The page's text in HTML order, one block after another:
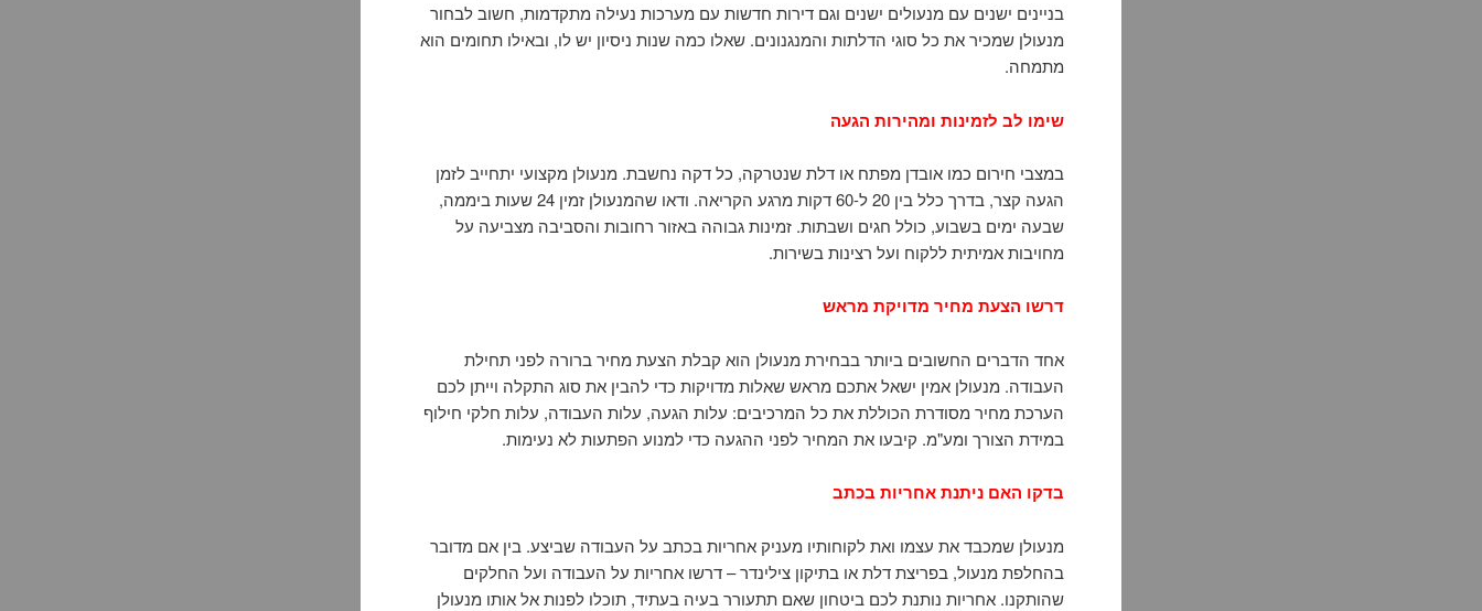
בניינים ישנים עם מנעולים ישנים וגם דירות חדשות עם מערכות נעילה מתקדמות, חשוב לבחור
מנעולן שמכיר את כל סוגי הדלתות והמנגנונים. שאלו כמה שנות ניסיון יש לו, ובאילו תחומים הוא
מתמחה.
שימו לב לזמינות ומהירות הגעה
במצבי חירום כמו אובדן מפתח או דלת שנטרקה, כל דקה נחשבת. מנעולן מקצועי יתחייב לזמן
הגעה קצר, בדרך כלל בין 20 ל-60 דקות מרגע הקריאה. ודאו שהמנעולן זמין 24 שעות ביממה,
שבעה ימים בשבוע, כולל חגים ושבתות. זמינות גבוהה באזור רחובות והסביבה מצביעה על
מחויבות אמיתית ללקוח ועל רצינות בשירות.
דרשו הצעת מחיר מדויקת מראש
אחד הדברים החשובים ביותר בבחירת מנעולן הוא קבלת הצעת מחיר ברורה לפני תחילת
העבודה. מנעולן אמין ישאל אתכם מראש שאלות מדויקות כדי להבין את סוג התקלה וייתן לכם
הערכת מחיר מסודרת הכוללת את כל המרכיבים: עלות הגעה, עלות העבודה, עלות חלקי חילוף
במידת הצורך ומע"מ. קיבעו את המחיר לפני ההגעה כדי למנוע הפתעות לא נעימות.
בדקו האם ניתנת אחריות בכתב
מנעולן שמכבד את עצמו ואת לקוחותיו מעניק אחריות בכתב על העבודה שביצע. בין אם מדובר
בהחלפת מנעול, בפריצת דלת או בתיקון צילינדר – דרשו אחריות על העבודה ועל החלקים
שהותקנו. אחריות נותנת לכם ביטחון שאם תתעורר בעיה בעתיד, תוכלו לפנות אל אותו מנעולן